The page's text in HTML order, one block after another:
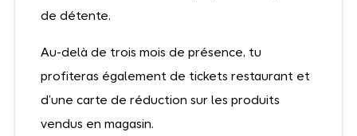
de détente.
Au-delà de trois mois de présence, tu
profiteras également de tickets restaurant et
d’une carte de réduction sur les produits
vendus en magasin.